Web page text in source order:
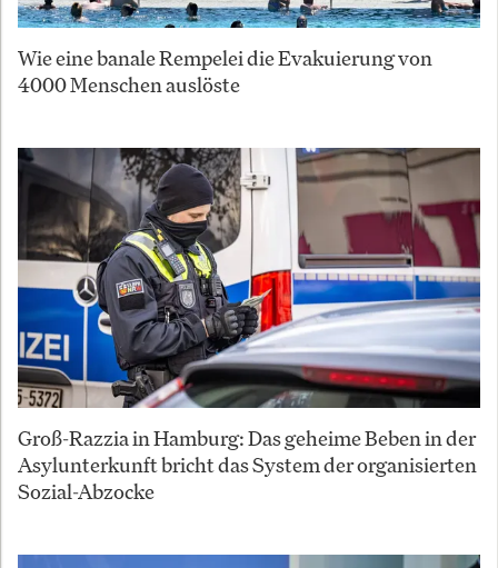
Wie eine banale Rempelei die Evakuierung von
4000 Menschen auslöste
Groß-Razzia in Hamburg: Das geheime Beben in der
Asylunterkunft bricht das System der organisierten
Sozial-Abzocke